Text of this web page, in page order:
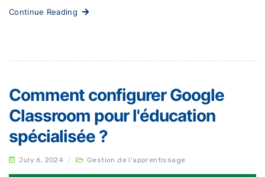
Continue Reading
Comment configurer Google
Classroom pour l'éducation
spécialisée ?
July 6, 2024 / Gestion de l'apprentissage